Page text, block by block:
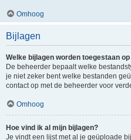
Omhoog
Bijlagen
Welke bijlagen worden toegestaan
De beheerder bepaalt welke
je niet zeker bent welke bestanden
contact op met de beheerder voor
Omhoog
Hoe vind ik al mijn bijlagen?
Je vindt een lijst met al je geüploade